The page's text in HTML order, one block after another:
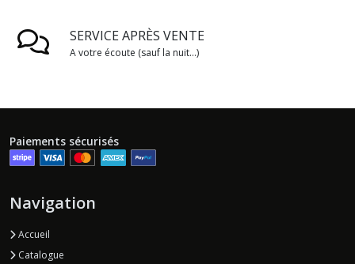
SERVICE APRÈS VENTE
A votre écoute (sauf la nuit...)
Paiements sécurisés
Navigation
Accueil
Catalogue